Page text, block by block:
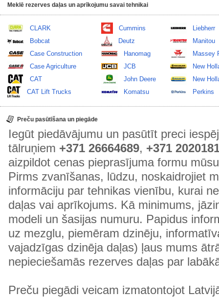
Meklē rezerves daļas un aprīkojumu savai tehnikai
CLARK
Bobcat
Case Construction
Case Agriculture
CAT
CAT Lift Trucks
Cummins
Deutz
Hanomag
JCB
John Deere
Komatsu
Liebherr
Manitou
Massey
New
New
Perkins
Preču pasūtīšana un piegāde
Iegūt piedāvājumu un pasūtīt preci
tālruņiem +371 26664689, +371
aizpildot cenas pieprasījuma formu
Pirms zvanīšanas, lūdzu, noskaidrojiet
informāciju par tehnikas vienību, kurai
daļas vai aprīkojums. Kā minimums,
modeli un šasijas numuru. Papidus
uz mezglu, piemēram dzinēju,
vajadzīgas dzinēja daļas) ļaus mums
nepieciešamās rezerves daļas par
Preču piegādi veicam izmatontojot